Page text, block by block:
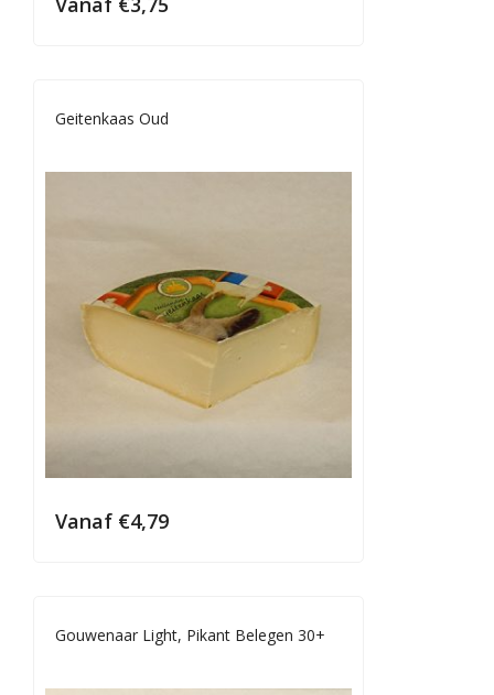
Geitenkaas Oud
Vanaf €4,79
Gouwenaar Light, Pikant Belegen 30+